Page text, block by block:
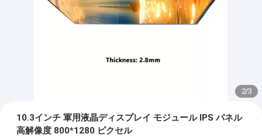
2/3
10.3インチ 軍用液晶ディスプレイ モジュール IPS パネル
高解像度 800*1280 ピクセル